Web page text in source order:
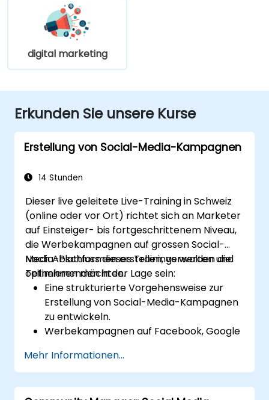
digital marketing
Erkunden Sie unsere Kurse
Erstellung von Social-Media-Kampagnen
14 Stunden
Dieser live geleitete Live-Training in Schweiz
(online oder vor Ort) richtet sich an Marketer
auf Einsteiger- bis fortgeschrittenem Niveau,
die Werbekampagnen auf grossen Social-
Media-Plattformen erstellen, verwalten und
optimieren möchten.
Nach Abschluss dieses Trainings werden die
Teilnehmenden in der Lage sein:
Eine strukturierte Vorgehensweise zur
Erstellung von Social-Media-Kampagnen
zu entwickeln.
Werbekampagnen auf Facebook, Google
Kampagnenziele zu definieren und die
passenden Anzeigenformate
auszuwählen.
Mehr Informationen...